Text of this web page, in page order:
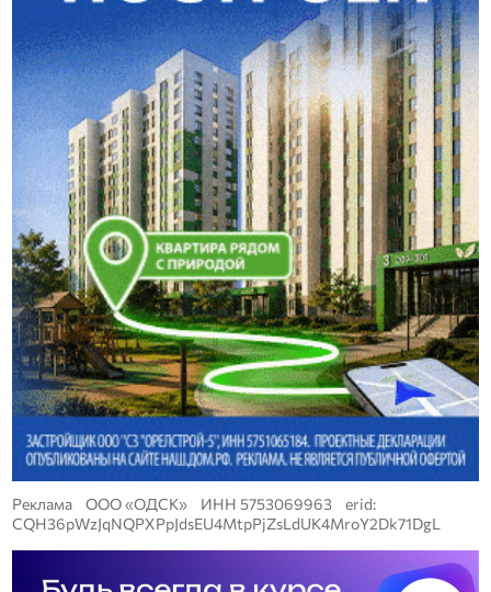
Реклама ООО «ОДСК» ИНН 5753069963 erid:
CQH36pWzJqNQPXPpJdsEU4MtpPjZsLdUK4MroY2Dk71DgL